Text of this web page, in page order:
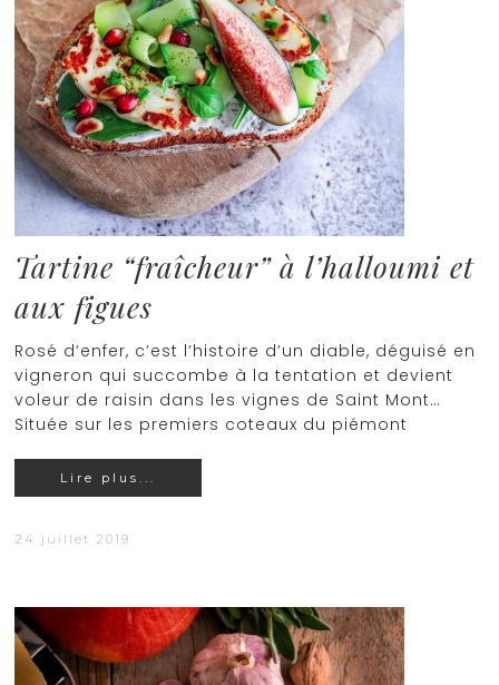
Tartine “fraîcheur” à l’halloumi et
aux figues
Rosé d’enfer, c’est l’histoire d’un diable, déguisé en
vigneron qui succombe à la tentation et devient
voleur de raisin dans les vignes de Saint Mont…
Située sur les premiers coteaux du piémont
Lire plus...
24 juillet 2019